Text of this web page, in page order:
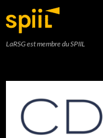
LaRSG est membre du SPIIL